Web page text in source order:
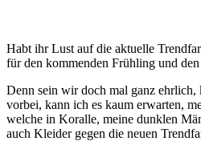
Habt ihr Lust auf die aktuelle
für den kommenden Frühling und
Denn sein wir doch mal ganz ehrlich,
vorbei, kann ich es kaum erwarten,
welche in Koralle, meine dunklen
auch Kleider gegen die neuen